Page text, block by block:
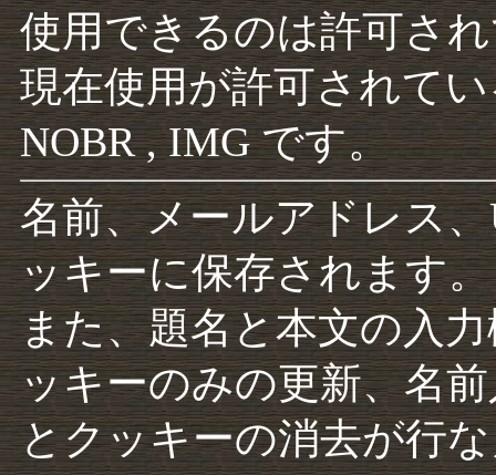
使用できるのは許可さ
現在使用が許可されて
NOBR , IMG です。
名前、メールアドレス
ッキーに保存されます。
また、題名と本文の入
ッキーのみの更新、名
とクッキーの消去が行